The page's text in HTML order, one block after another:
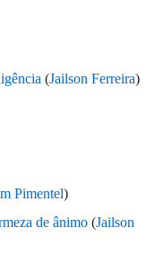
(Jailson Ferreira)
Pimentel)
de ânimo (Jailson